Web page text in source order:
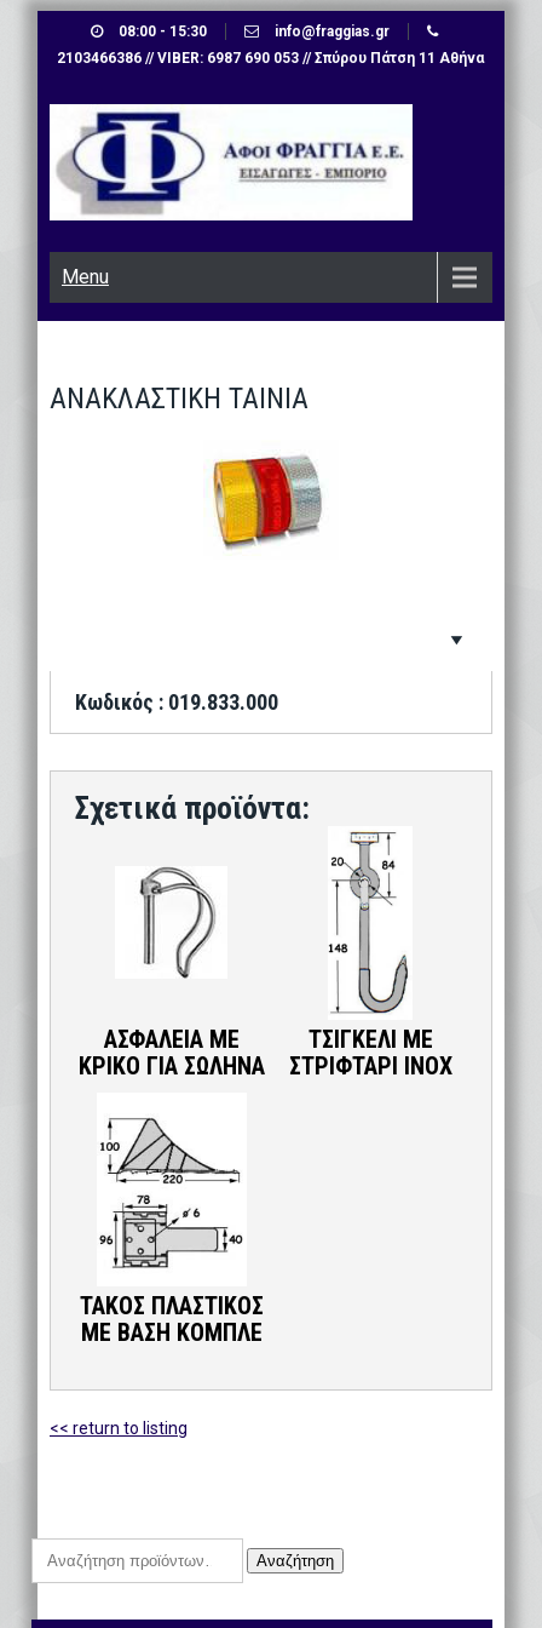
08:00 - 15:30
info@fraggias.gr
2103466386 // VIBER: 6987 690 053 // Σπύρου Πάτση 11 Αθήνα
Menu
ΑΝΑΚΛΑΣΤΙΚΗ ΤΑΙΝΙΑ
Κωδικός : 019.833.000
ΑΣΦΑΛΕΙΑ ΜΕ
ΚΡΙΚΟ ΓΙΑ ΣΩΛΗΝΑ
ΤΣΙΓΚΕΛΙ ΜΕ
ΣΤΡΙΦΤΑΡΙ ΙΝΟΧ
ΤΑΚΟΣ ΠΛΑΣΤΙΚΟΣ
ΜΕ ΒΑΣΗ ΚΟΜΠΛΕ
<< return to listing
Αναζήτηση
για:
Αναζήτηση